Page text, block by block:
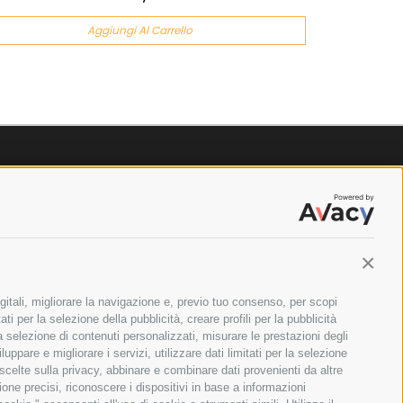
migliorare la navigazione e, previo tuo consenso, per scopi
per la selezione della pubblicità, creare profili per la pubblicità
di contenuti personalizzati, misurare le prestazioni degli
e migliorare i servizi, utilizzare dati limitati per la selezione
sulla privacy, abbinare e combinare dati provenienti da altre
precisi, riconoscere i dispositivi in base a informazioni
Aggiungi Al Carrello